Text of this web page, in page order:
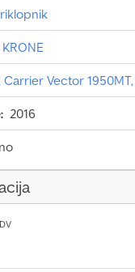
KRONE
Carrier Vector
2016